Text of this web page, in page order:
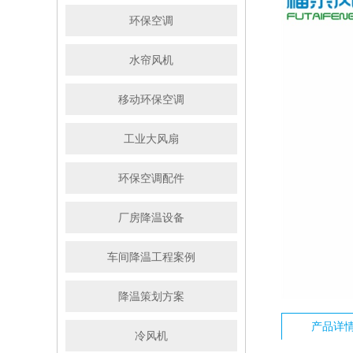
环保空调
水帘风机
移动环保空调
工业大风扇
环保空调配件
厂房降温设备
车间降温工程案例
降温策划方案
冷风机
产品详